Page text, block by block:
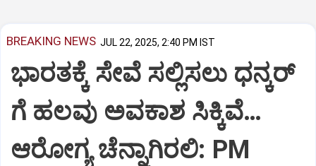
BREAKING NEWS JUL 22, 2025, 2:40 PM IST
ಭಾರತಕ್ಕೆ ಸೇವೆ ಸಲ್ಲಿಸಲು ಧನ್ಕರ್‌
ಗೆ ಹಲವು ಅವಕಾಶ ಸಿಕ್ಕಿವೆ…
ಆರೋಗ್ಯ ಚೆನ್ನಾಗಿರಲಿ: PM